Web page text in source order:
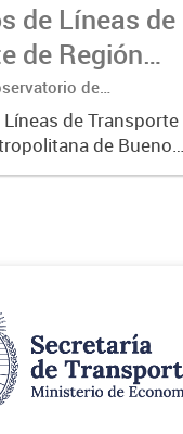
de Líneas de
de Región
de
(RMBA)
de
y Sistemasde Transporte
de Buenos